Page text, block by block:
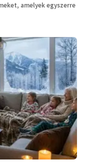
amelyek egyszerre